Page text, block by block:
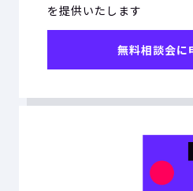
を提供いたします
無料相談会に